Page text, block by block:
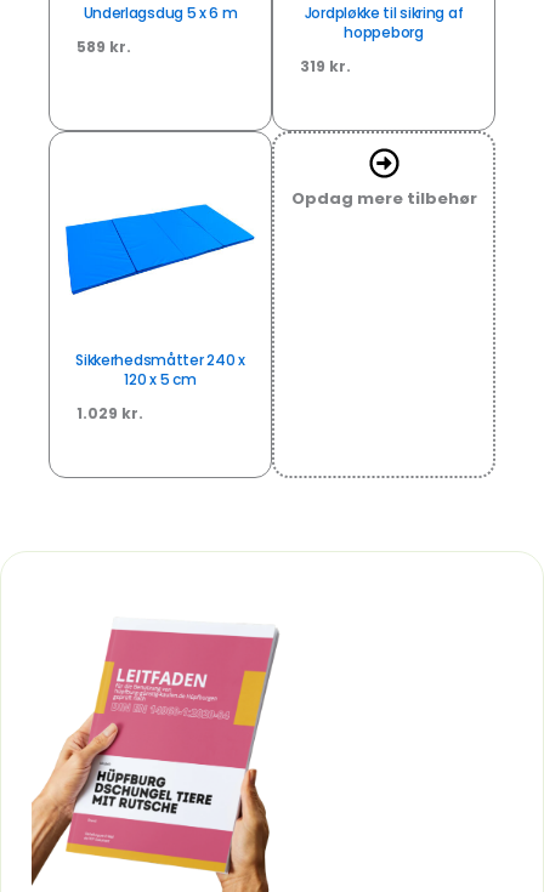
Underlagsdug 5 x 6 m
589 kr.
Jordpløkke til sikring af
hoppeborg
319 kr.
Sikkerhedsmåtter 240 x
120 x 5 cm
1.029 kr.
Opdag mere tilbehør